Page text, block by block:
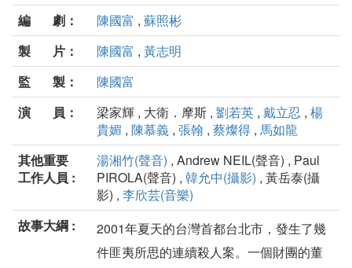
編 劇：
陳國富 , 蘇照彬
製 片：
陳國富 , 黃志明
監 製：
陳國富
演 員：
梁家輝 , 大衛．摩斯 , 劉若英 , 戴立忍 , 楊
貴媚 , 陳慕義 , 張翰 , 蔡燦得 , 馬如龍
其他重要
工作人員 :
湯湘竹(聲音) , Andrew NEIL(聲音) , Paul
PIROLA(聲音) , 韓允中(攝影) , 黃岳泰(攝
影) , 李欣芸(音樂)
故事大綱 :
2001年夏天的台灣首都台北市，發生了幾
件匪夷所思的連續殺人案。一個財團的董